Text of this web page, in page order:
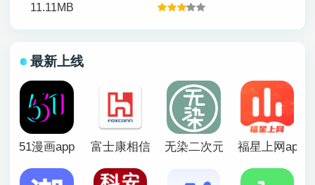
11.11MB
最新上线
51漫画app 富士康相信app官方版无染二次元漫画app福星上网app